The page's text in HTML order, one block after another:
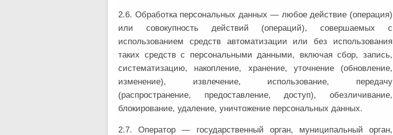
2.6. Обработка персональных данных — любое действие (операция)
или совокупность действий (операций), совершаемых с
использованием средств автоматизации или без использования
таких средств с персональными данными, включая сбор, запись,
систематизацию, накопление, хранение, уточнение (обновление,
изменение), извлечение, использование, передачу
(распространение, предоставление, доступ), обезличивание,
блокирование, удаление, уничтожение персональных данных.
2.7. Оператор — государственный орган, муниципальный орган,